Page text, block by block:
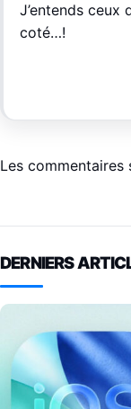
J’entends ceux
coté…!
Les commentaires
DERNIERS